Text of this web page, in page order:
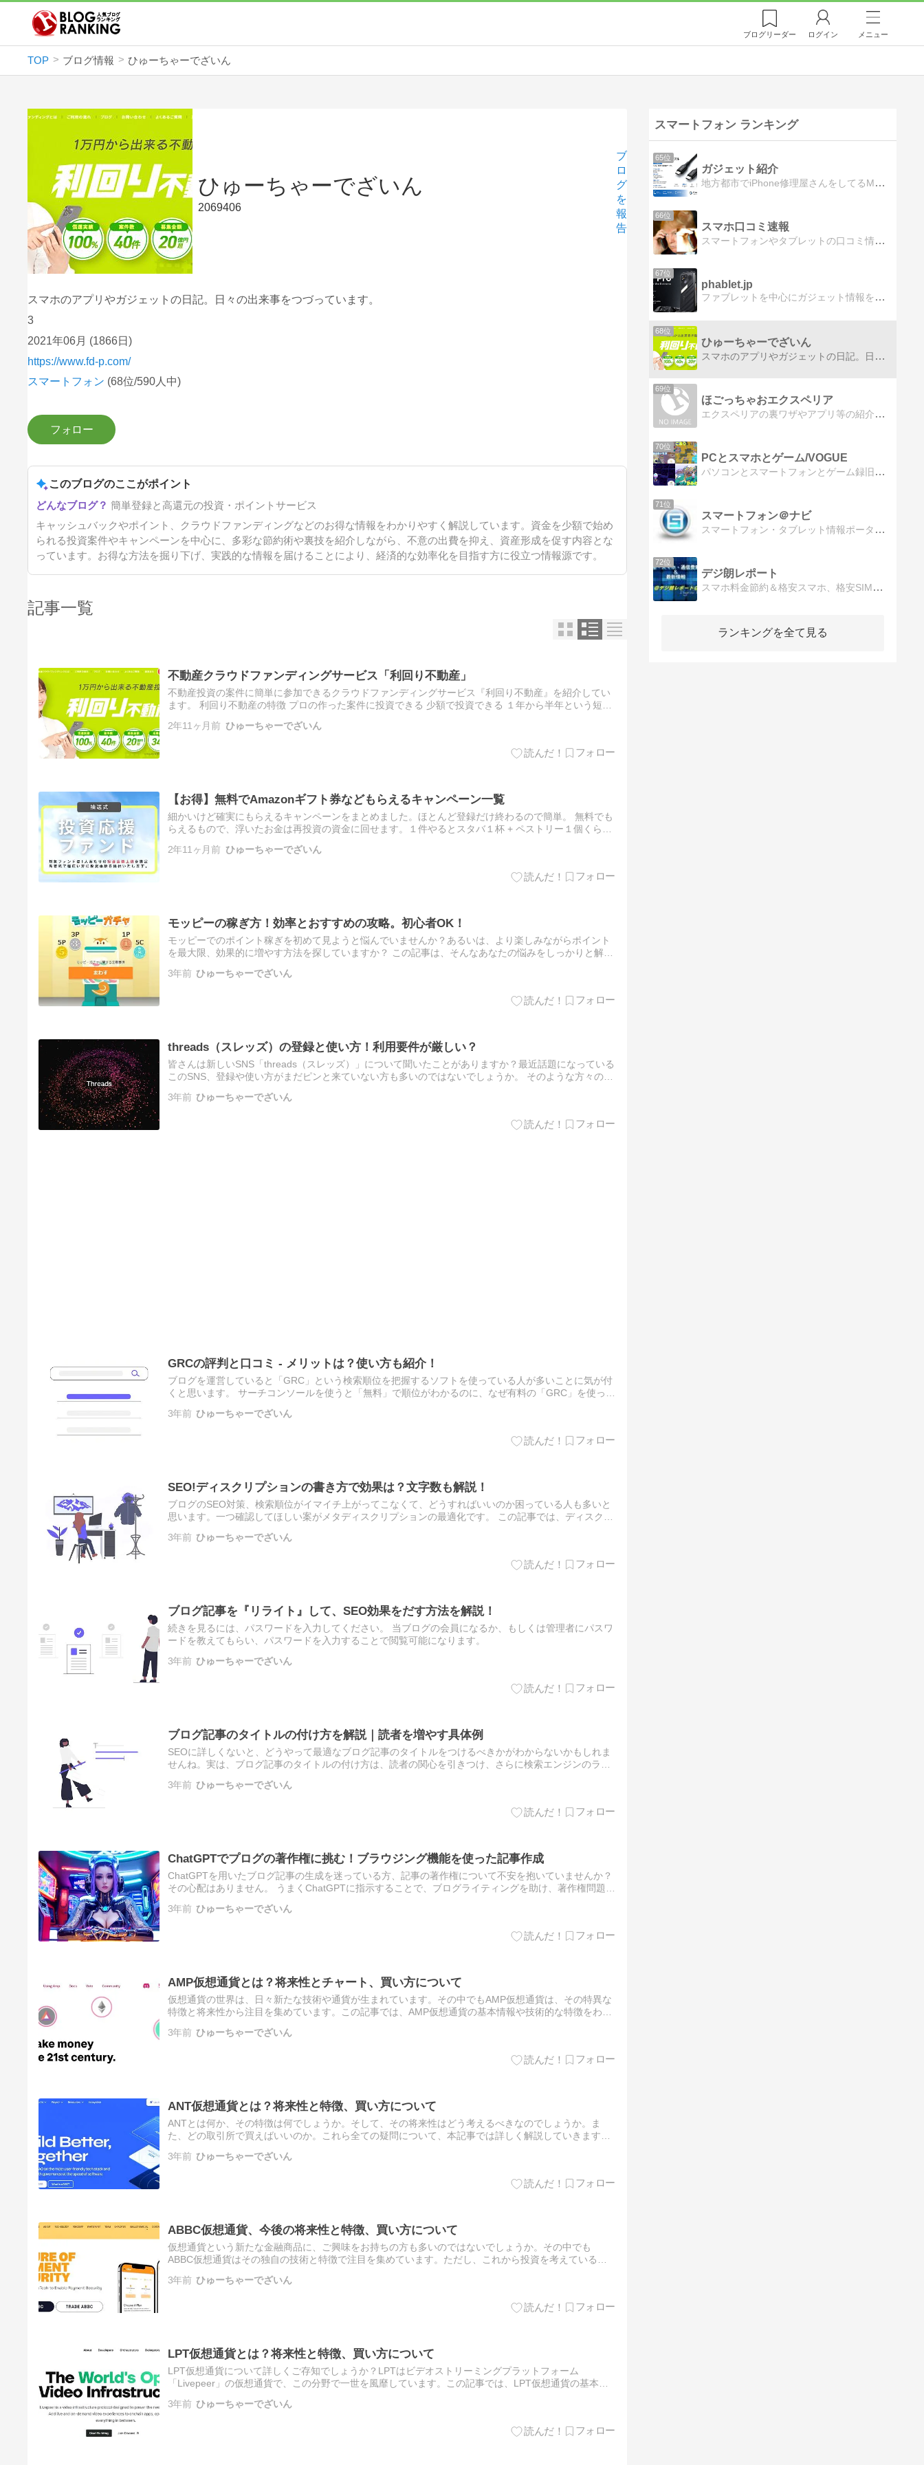
ブログリーダー ログイン メニュー
TOP ブログ情報 ひゅーちゃーでざいん
ひゅーちゃーでざいん
2069406
ブ
ロ
グ
を
報
告
スマホのアプリやガジェットの日記。日々の出来事をつづっています。
3
2021年06月 (1866日)
https://www.fd-p.com/
スマートフォン (68位/590人中)
このブログのここがポイント
簡単登録と高還元の投資・ポイントサービス
キャッシュバックやポイント、クラウドファンディングなどのお得な情報をわかりやすく解説しています。資金を少額で始め
られる投資案件やキャンペーンを中心に、多彩な節約術や裏技を紹介しながら、不意の出費を抑え、資産形成を促す内容とな
っています。お得な方法を掘り下げ、実践的な情報を届けることにより、経済的な効率化を目指す方に役立つ情報源です。
記事一覧
不動産クラウドファンディングサービス「利回り不動産」
不動産投資の案件に簡単に参加できるクラウドファンディングサービス『利回り不動産』を紹介してい
ます。 利回り不動産の特徴 プロの作った案件に投資できる 少額で投資できる １年から半年という短い
2年11ヶ月前 ひゅーちゃーでざいん
【お得】無料でAmazonギフト券などもらえるキャンペーン一覧
細かいけど確実にもらえるキャンペーンをまとめました。ほとんど登録だけ終わるので簡単。 無料でも
らえるもので、浮いたお金は再投資の資金に回せます。１件やるとスタバ１杯 + ペストリー１個くらい
2年11ヶ月前 ひゅーちゃーでざいん
モッピーの稼ぎ方！効率とおすすめの攻略。初心者OK！
モッピーでのポイント稼ぎを初めて見ようと悩んでいませんか？あるいは、より楽しみながらポイント
を最大限、効果的に増やす方法を探していますか？ この記事は、そんなあなたの悩みをしっかりと解決
3年前 ひゅーちゃーでざいん
threads（スレッズ）の登録と使い方！利用要件が厳しい？
皆さんは新しいSNS「threads（スレッズ）」について聞いたことがありますか？最近話題になっている
このSNS、登録や使い方がまだピンと来ていない方も多いのではないでしょうか。 そのような方々のた
3年前 ひゅーちゃーでざいん
GRCの評判と口コミ - メリットは？使い方も紹介！
ブログを運営していると「GRC」という検索順位を把握するソフトを使っている人が多いことに気が付
くと思います。 サーチコンソールを使うと「無料」で順位がわかるのに、なぜ有料の「GRC」を使って
3年前 ひゅーちゃーでざいん
SEO!ディスクリプションの書き方で効果は？文字数も解説！
ブログのSEO対策、検索順位がイマイチ上がってこなくて、どうすればいいのか困っている人も多いと
思います。一つ確認してほしい案がメタディスクリプションの最適化です。 この記事では、ディスクリ
3年前 ひゅーちゃーでざいん
ブログ記事を『リライト』して、SEO効果をだす方法を解説！
続きを見るには、パスワードを入力してください。 当ブログの会員になるか、もしくは管理者にパスワ
ードを教えてもらい、パスワードを入力することで閲覧可能になります。
3年前 ひゅーちゃーでざいん
ブログ記事のタイトルの付け方を解説｜読者を増やす具体例
SEOに詳しくないと、どうやって最適なブログ記事のタイトルをつけるべきかがわからないかもしれま
せんね。実は、ブログ記事のタイトルの付け方は、読者の関心を引きつけ、さらに検索エンジンのラン
3年前 ひゅーちゃーでざいん
ChatGPTでプログの著作権に挑む！ブラウジング機能を使った記事作成
ChatGPTを用いたブログ記事の生成を迷っている方、記事の著作権について不安を抱いていませんか？
その心配はありません。 うまくChatGPTに指示することで、ブログライティングを助け、著作権問題に
3年前 ひゅーちゃーでざいん
AMP仮想通貨とは？将来性とチャート、買い方について
仮想通貨の世界は、日々新たな技術や通貨が生まれています。その中でもAMP仮想通貨は、その特異な
特徴と将来性から注目を集めています。この記事では、AMP仮想通貨の基本情報や技術的な特徴をわか
3年前 ひゅーちゃーでざいん
ANT仮想通貨とは？将来性と特徴、買い方について
ANTとは何か、その特徴は何でしょうか。そして、その将来性はどう考えるべきなのでしょうか。ま
た、どの取引所で買えばいいのか。これら全ての疑問について、本記事では詳しく解説していきます。
3年前 ひゅーちゃーでざいん
ABBC仮想通貨、今後の将来性と特徴、買い方について
仮想通貨という新たな金融商品に、ご興味をお持ちの方も多いのではないでしょうか。その中でも
ABBC仮想通貨はその独自の技術と特徴で注目を集めています。ただし、これから投資を考えている方
え…
3年前 ひゅーちゃーでざいん
LPT仮想通貨とは？将来性と特徴、買い方について
LPT仮想通貨について詳しくご存知でしょうか？LPTはビデオストリーミングプラットフォーム
「Livepeer」の仮想通貨で、この分野で一世を風靡しています。この記事では、LPT仮想通貨の基本情
3年前 ひゅーちゃーでざいん
スマートフォン ランキング
65位
ガジェット紹介
地方都市でiPhone修理屋さんをしてるMOTOです。修理や観点（やただの趣味）から色んなものを紹介できたらと思います。よろしくお願いします。著者について
66位
スマホ口コミ速報
スマートフォンやタブレットの口コミ情報スマートフォンやタブレットの口コミ、評価、不具合報告などをいち早く紹介します。
67位
phablet.jp
ファブレットを中心にガジェット情報を紹介
68位
ひゅーちゃーでざいん
スマホのアプリやガジェットの日記。日々の出来事をつづっています。
69位
ほごっちゃおエクスペリア
エクスペリアの裏ワザやアプリ等の紹介よろしくね
70位
PCとスマホとゲーム/VOGUE
パソコンとスマートフォンとゲーム録旧ブログ→https://web.vogue.tokyo
71位
スマートフォン＠ナビ
スマートフォン・タブレット情報ポータル最新トレンド、ランキング、アプリ、アクセサリに加えて、ビジネス情報を配信
72位
デジ朗レポート
スマホ料金節約＆格安スマホ、格安SIM、キャンペーン情報など、おトクなモバイル系最新情報を発信！
ランキングを全て見る